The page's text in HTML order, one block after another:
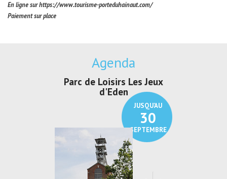
En ligne sur https://www.tourisme-porteduhainaut.com/
Paiement sur place
Agenda
SEPTEMBRE
de Loisirs Les Jeux
SEPTEMBRE
Exposition "Lucien Jonas -
Au pays du charbon ...